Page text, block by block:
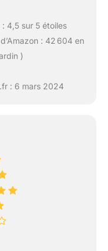
4,5 sur 5 étoiles
: 42 604 en
)
: 6 mars 2024